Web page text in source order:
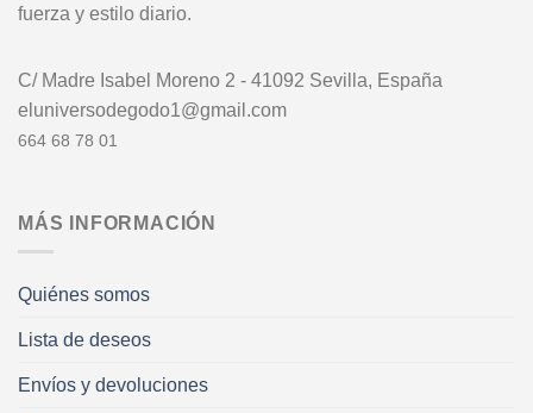
fuerza y estilo diario.
C/ Madre Isabel Moreno 2 - 41092 Sevilla, España
eluniversodegodo1@gmail.com
664 68 78 01
MÁS INFORMACIÓN
Quiénes somos
Lista de deseos
Envíos y devoluciones